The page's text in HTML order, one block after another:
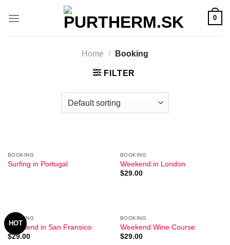
0
Home / Booking
FILTER
BOOKING
Surfing in Portugal
BOOKING
Weekend in London
$29.00
HOT
BOOKING
Weekend in San Fransico
$29.00
BOOKING
Weekend Wine Course
$29.00